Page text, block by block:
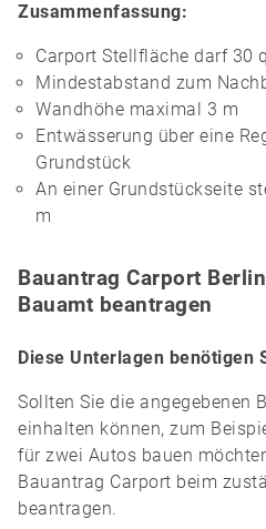
Zusammenfassung:
Carport Stellfläche darf 30
Mindestabstand zum
Wandhöhe maximal 3 m
Entwässerung über eine
Grundstück
An einer Grundstückseite
m
Bauantrag Carport
Bauamt beantragen
Diese Unterlagen benötigen
Sollten Sie die angegebenen
einhalten können, zum
für zwei Autos bauen
Bauantrag Carport beim
beantragen.